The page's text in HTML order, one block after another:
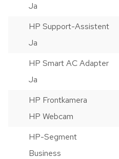
Ja
HP Support-Assistent
Ja
HP Smart AC Adapter
Ja
HP Frontkamera
HP Webcam
HP-Segment
Business